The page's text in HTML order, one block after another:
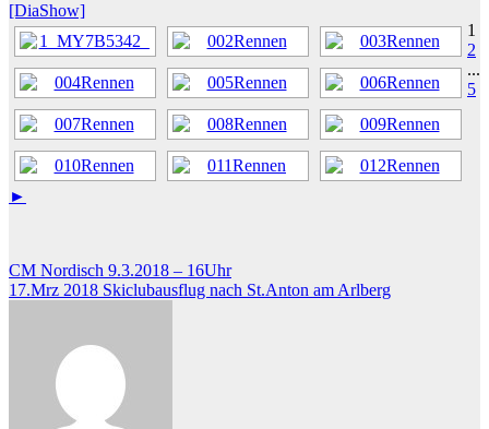
[DiaShow]
1
2
...
5
►
Beitragsnavigation
CM Nordisch 9.3.2018 – 16Uhr
17.Mrz 2018 Skiclubausflug nach St.Anton am Arlberg